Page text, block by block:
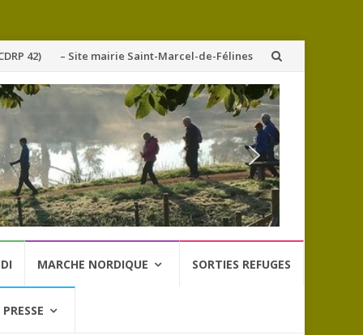
42) – Site mairie Saint-Marcel-de-Félines
MARCHE NORDIQUE SORTIES REFUGES